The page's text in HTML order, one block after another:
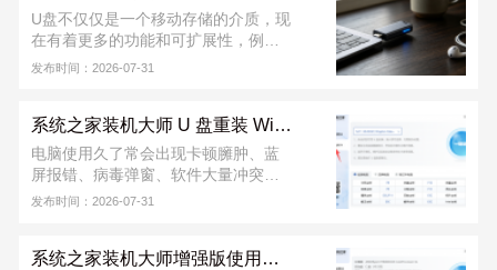
出现问题，可联系系统之家装机大师
官方 QQ 群：822317920，寻求技术
U盘不仅仅是一个移动存储的介质，现
在有着更多的功能和可扩展性，例如
使用U盘做引导，给计算机安装操作系
发布时间：2026-07-31
系统之家装机大师 U 盘重装 Win11 系统教程
电脑使用久了常会出现卡顿臃肿、蓝
屏报错、病毒弹窗、软件大量冲突等
各类故障情况，这个时候用户们可以
从下载到安装完成，不收取任何费
发布时间：2026-07-31
系统之家装机大师增强版使用教程